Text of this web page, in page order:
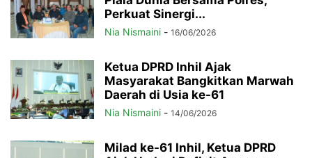
Perkuat Sinergi...
Nia Nismaini - 16/06/2026
Ketua DPRD Inhil Ajak
Masyarakat Bangkitkan Marwah
Daerah di Usia ke-61
Nia Nismaini - 14/06/2026
Milad ke-61 Inhil, Ketua DPRD